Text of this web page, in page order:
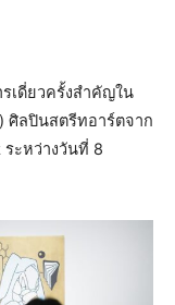
รเดี่ยวครั้งสำคัญใน
ศิลปินสตรีทอาร์ตจาก
ะหว่างวันที่ 8